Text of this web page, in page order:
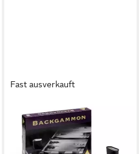
Fast ausverkauft
Spiel Backgammon
ab 42,65 €
lieferbar - in 2-3 Werktagen bei dir